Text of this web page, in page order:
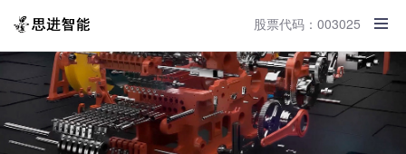
股票代码：003025